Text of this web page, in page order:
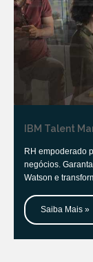
IBM Talent
RH empoderado
negócios.
Watson e
Saiba Mais »